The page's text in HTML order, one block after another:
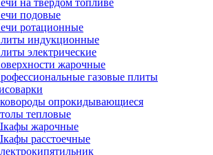
на твердом топливе
подовые
ротационные
индукционные
электрические
жарочные
газовые плиты
опрокидывающиеся
тепловые
жарочные
расстоечные